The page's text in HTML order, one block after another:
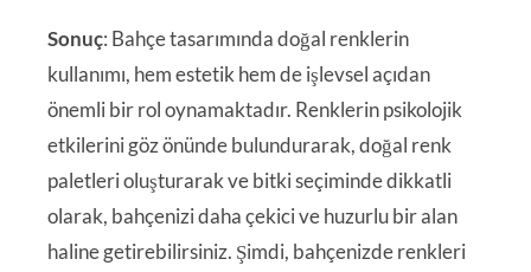
Sonuç: Bahçe tasarımında doğal renklerin
kullanımı, hem estetik hem de işlevsel açıdan
önemli bir rol oynamaktadır. Renklerin psikolojik
etkilerini göz önünde bulundurarak, doğal renk
paletleri oluşturarak ve bitki seçiminde dikkatli
olarak, bahçenizi daha çekici ve huzurlu bir alan
haline getirebilirsiniz. Şimdi, bahçenizde renkleri